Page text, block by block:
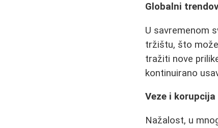
Globalni
U savremenom
tržištu, što
tražiti nove
kontinuirano
Veze i
Nažalost, u